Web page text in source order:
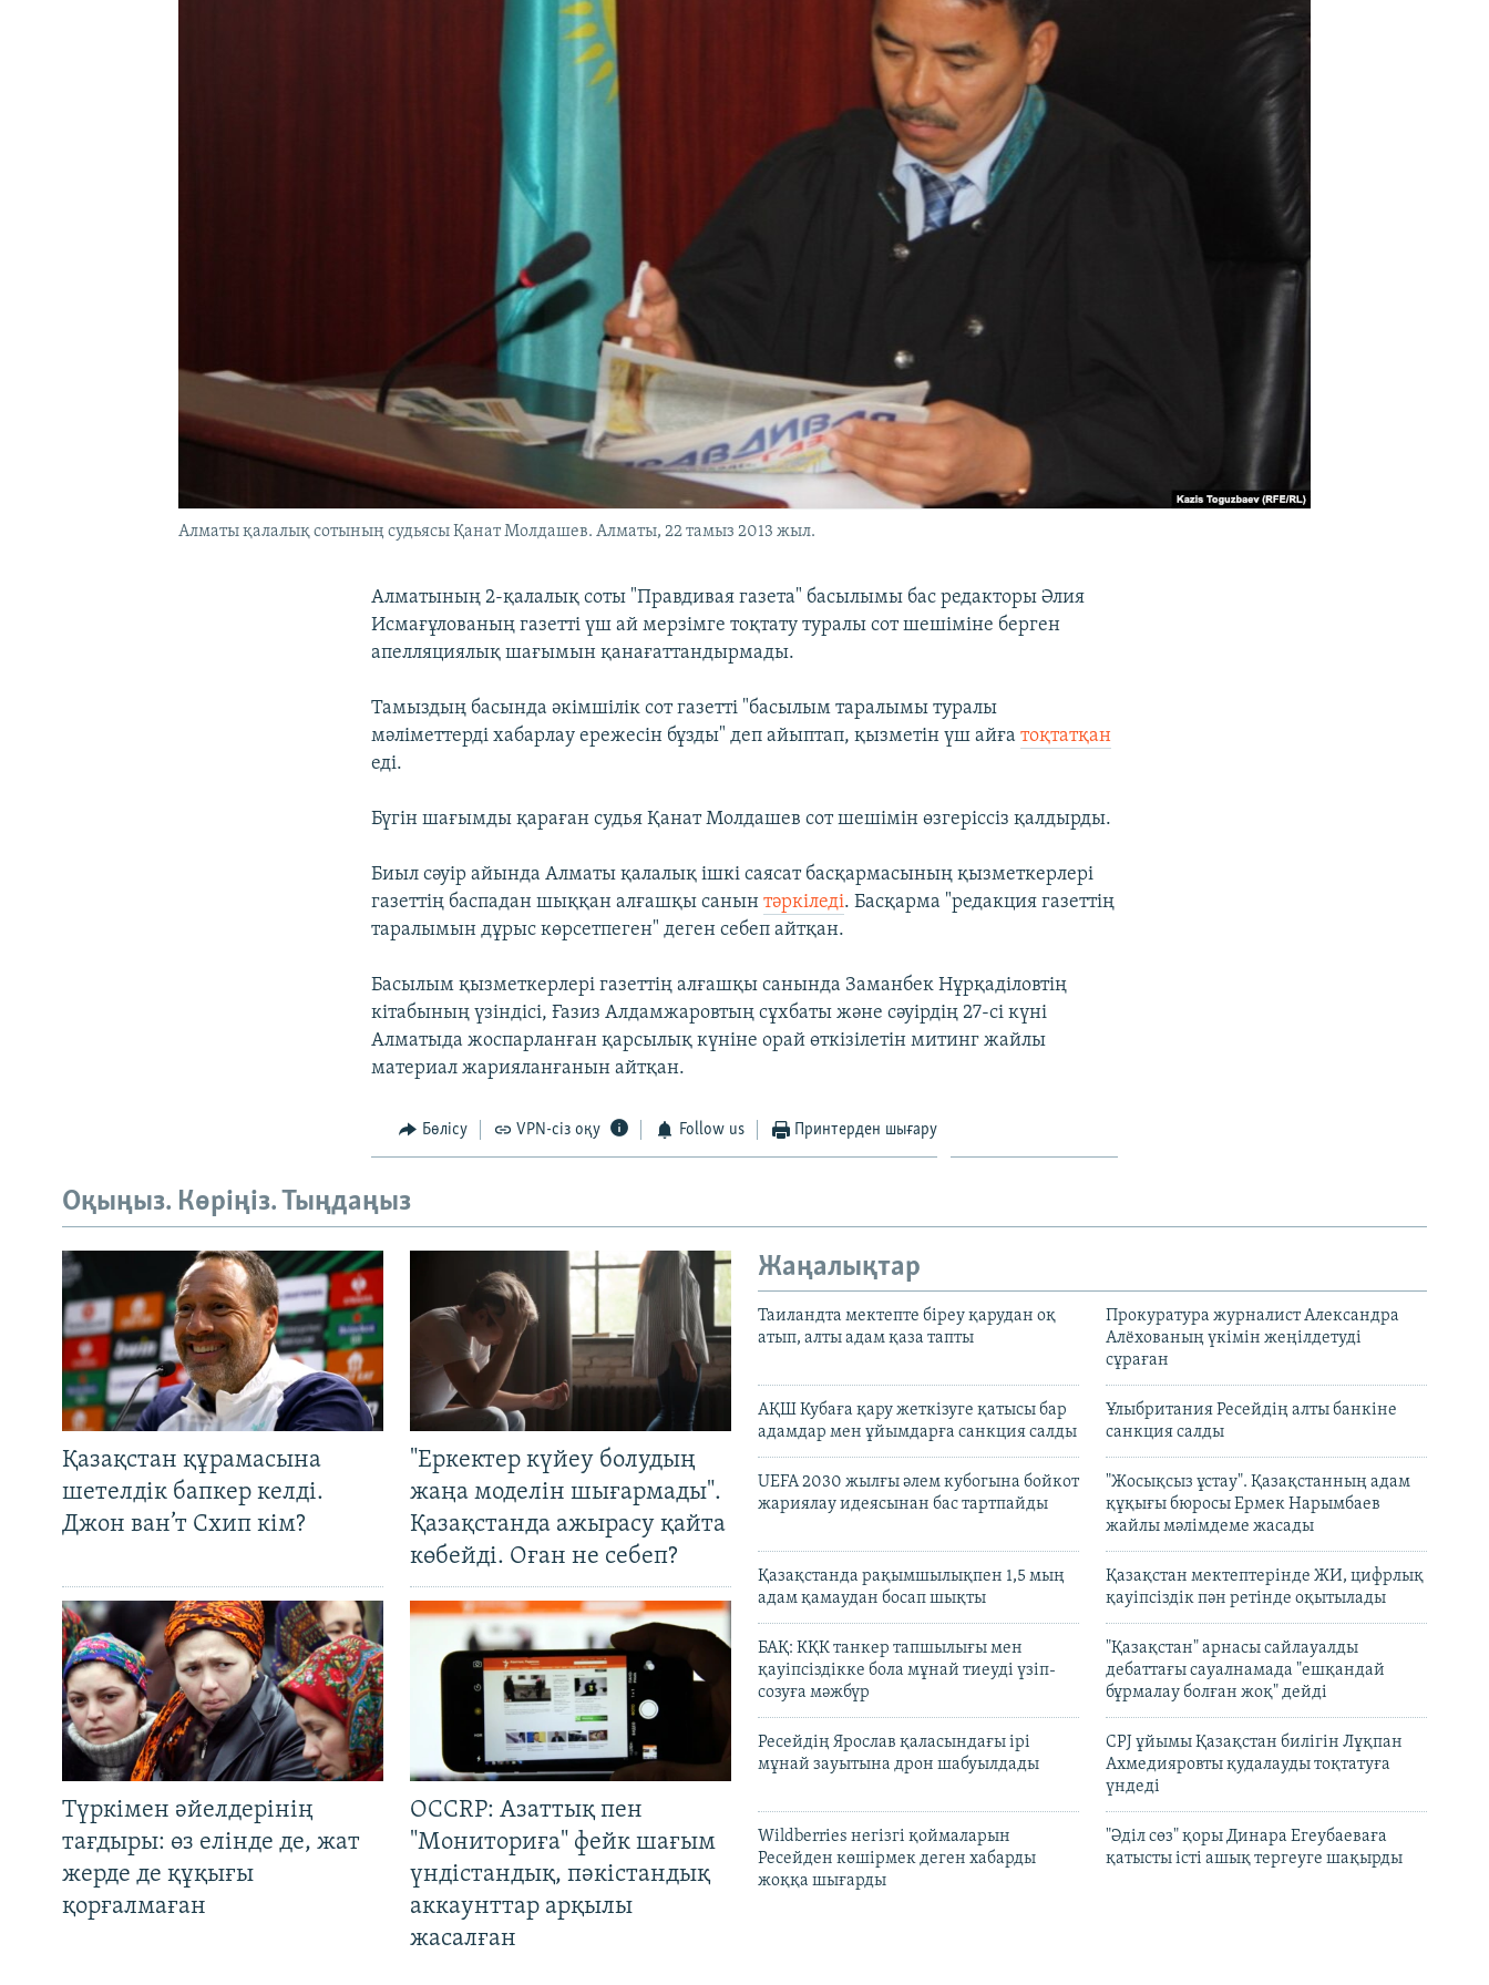
Алматы қалалық сотының судьясы Қанат Молдашев. Алматы, 22 тамыз 2013 жыл.
Алматының 2-қалалық соты "Правдивая газета" басылымы бас редакторы Әлия
Исмағұлованың газетті үш ай мерзімге тоқтату туралы сот шешіміне берген
апелляциялық шағымын қанағаттандырмады.
Тамыздың басында әкімшілік сот газетті "басылым таралымы туралы
мәліметтерді хабарлау ережесін бұзды" деп айыптап, қызметін үш айғатоқтатқан
еді.
Бүгін шағымды қараған судья Қанат Молдашев сот шешімін өзгеріссіз қалдырды.
Биыл сәуір айында Алматы қалалық ішкі саясат басқармасының қызметкерлері
газеттің баспадан шыққан алғашқы санынтәркіледі. Басқарма "редакция газеттің
таралымын дұрыс көрсетпеген" деген себеп айтқан.
Басылым қызметкерлері газеттің алғашқы санында Заманбек Нұрқаділовтің
кітабының үзіндісі, Ғазиз Алдамжаровтың сұхбаты және сәуірдің 27-сі күні
Алматыда жоспарланған қарсылық күніне орай өткізілетін митинг жайлы
материал жарияланғанын айтқан.
Бөлісу VPN-сіз оқу Follow us Принтерден шығару
Оқыңыз. Көріңіз. Тыңдаңыз
Қазақстан құрамасына
шетелдік бапкер келді.
Джон ван’т Схип кім?
"Еркектер күйеу болудың
жаңа моделін шығармады".
Қазақстанда ажырасу қайта
көбейді. Оған не себеп?
Түркімен әйелдерінің
тағдыры: өз елінде де, жат
жерде де құқығы
қорғалмаған
OCCRP: Азаттық пен
"Мониториға" фейк шағым
үндістандық, пәкістандық
аккаунттар арқылы
жасалған
Жаңалықтар
Таиландта мектепте біреу қарудан оқ
атып, алты адам қаза тапты
Прокуратура журналист Александра
Алёхованың үкімін жеңілдетуді
сұраған
АҚШ Кубаға қару жеткізуге қатысы бар
адамдар мен ұйымдарға санкция салды
Ұлыбритания Ресейдің алты банкіне
санкция салды
UEFA 2030 жылғы әлем кубогына бойкот
жариялау идеясынан бас тартпайды
"Жосықсыз ұстау". Қазақстанның адам
құқығы бюросы Ермек Нарымбаев
жайлы мәлімдеме жасады
Қазақстанда рақымшылықпен 1,5 мың
адам қамаудан босап шықты
Қазақстан мектептерінде ЖИ, цифрлық
қауіпсіздік пән ретінде оқытылады
БАҚ: КҚК танкер тапшылығы мен
қауіпсіздікке бола мұнай тиеуді үзіп-
созуға мәжбүр
"Қазақстан" арнасы сайлауалды
дебаттағы сауалнамада "ешқандай
бұрмалау болған жоқ" дейді
Ресейдің Ярослав қаласындағы ірі
мұнай зауытына дрон шабуылдады
CPJ ұйымы Қазақстан билігін Лұқпан
Ахмедияровты қудалауды тоқтатуға
үндеді
Wildberries негізгі қоймаларын
Ресейден көшірмек деген хабарды
жоққа шығарды
"Әділ сөз" қоры Динара Егеубаеваға
қатысты істі ашық тергеуге шақырды